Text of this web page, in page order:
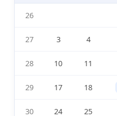
26
27 3 4
28 10 11
29 17 18
30 24 25